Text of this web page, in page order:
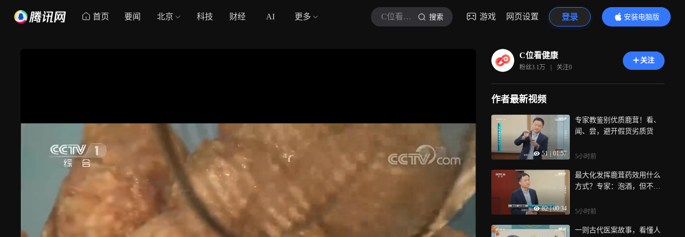
首页 要闻 北京 科技 财经 AI 更多 C位看健康 搜索 游戏 网页设置 登录
安装电脑版
内容更精彩
C位看健康
粉丝3.1万 | 关注0
关注
作者最新视频
51 01:57
专家教鉴别优质鹿茸！看、
闻、尝，避开假货劣质货
5小时前
82 | 00:34
最大化发挥鹿茸药效用什么
方式？专家：泡酒，但不是
5小时前
一则古代医案故事，看懂人